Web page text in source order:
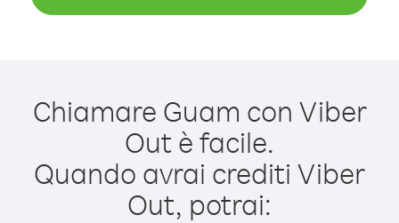
Chiamare Guam con Viber
Out è facile.
Quando avrai crediti Viber
Out, potrai: